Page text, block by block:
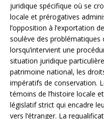
juridique spécifique où se
locale et prérogatives
l’opposition à l’exportation
soulève des
lorsqu’intervient une
situation juridique
patrimoine national, les
impératifs de conservation.
témoins de l’histoire locale
législatif strict qui encadre
vers l’étranger. La